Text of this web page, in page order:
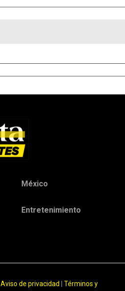
México
Entretenimiento
Aviso de privacidad
Términos y